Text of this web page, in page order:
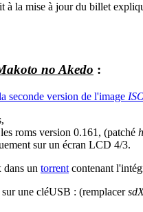
à la mise à jour du billet
no Akedo :
seconde version de l'image
roms version 0.161, (patché
sur un écran LCD 4/3.
dans un torrent contenant
une cléUSB : (remplacer